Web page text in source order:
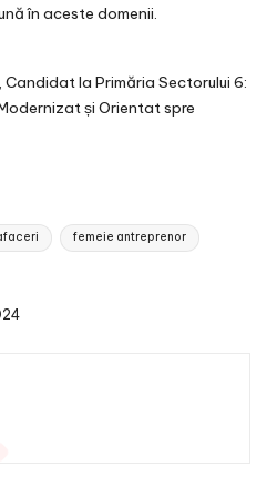
în aceste domenii.
la Primăria Sectorului 6:
și Orientat spre
femeie antreprenor